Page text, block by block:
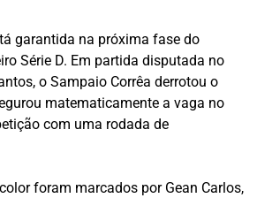
garantida na próxima fase do
Série D. Em partida disputada no
o Sampaio Corrêa derrotou o
matematicamente a vaga no
com uma rodada de
foram marcados por Gean Carlos,